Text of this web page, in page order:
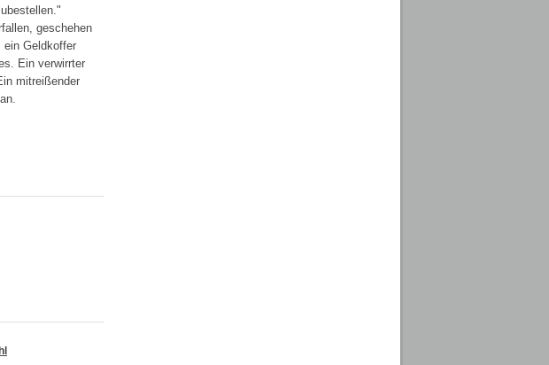
geschehen
ein Geldkoffer
Ein verwirrter
mitreißender